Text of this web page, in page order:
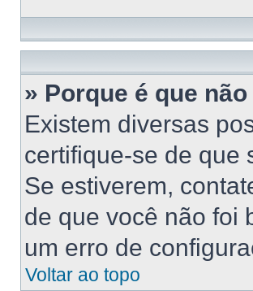
» Porque é que
Existem diversas
certifique-se de que
Se estiverem,
de que você não foi
um erro de
Voltar ao topo